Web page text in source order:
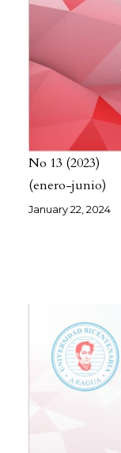
No 13 2023
(enero-junio)
January 22, 2024